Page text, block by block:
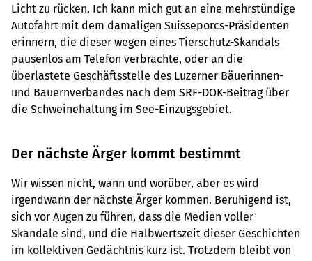
Licht zu rücken. Ich kann mich gut an eine mehrstündige
Autofahrt mit dem damaligen Suisseporcs-Präsidenten
erinnern, die dieser wegen eines Tierschutz-Skandals
pausenlos am Telefon verbrachte, oder an die
überlastete Geschäftsstelle des Luzerner Bäuerinnen-
und Bauernverbandes nach dem SRF-DOK-Beitrag über
die Schweinehaltung im See-Einzugsgebiet.
Der nächste Ärger kommt bestimmt
Wir wissen nicht, wann und worüber, aber es wird
irgendwann der nächste Ärger kommen. Beruhigend ist,
sich vor Augen zu führen, dass die Medien voller
Skandale sind, und die Halbwertszeit dieser Geschichten
im kollektiven Gedächtnis kurz ist. Trotzdem bleibt von